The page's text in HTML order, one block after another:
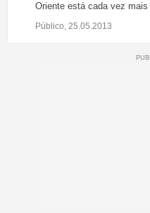
Oriente está cada vez mais
Público, 25.05.2013